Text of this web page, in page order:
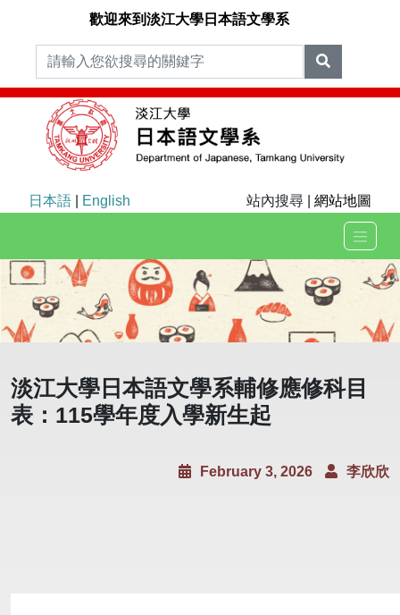
歡迎來到淡江大學日本語文學系
日本語 English 站內搜尋 | 網站地圖
淡江大學日本語文學系輔修應修科目
表：115學年度入學新生起
February 3, 2026 李欣欣